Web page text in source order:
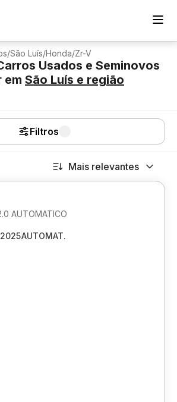
/São Luís/Honda/Zr-V
Usados e Seminovos
em São Luís e região
Filtros
Mais relevantes
AUTOMATICO
AUTOMAT.